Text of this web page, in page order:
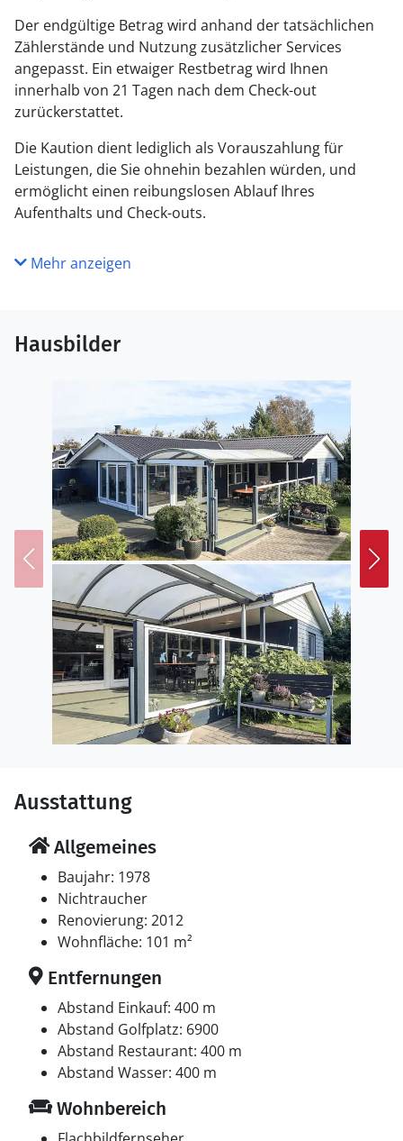
Der endgültige Betrag wird anhand der tatsächlichen
Zählerstände und Nutzung zusätzlicher Services
angepasst. Ein etwaiger Restbetrag wird Ihnen
innerhalb von 21 Tagen nach dem Check-out
zurückerstattet.
Die Kaution dient lediglich als Vorauszahlung für
Leistungen, die Sie ohnehin bezahlen würden, und
ermöglicht einen reibungslosen Ablauf Ihres
Aufenthalts und Check-outs.
Mehr anzeigen
Hausbilder
Ausstattung
Allgemeines
Baujahr: 1978
Nichtraucher
Renovierung: 2012
Wohnfläche: 101 m²
Entfernungen
Abstand Einkauf: 400 m
Abstand Golfplatz: 6900
Abstand Restaurant: 400 m
Abstand Wasser: 400 m
Wohnbereich